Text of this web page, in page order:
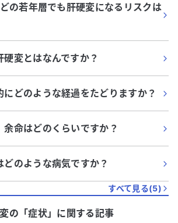
の若年層でも肝硬変になるリスクは
変とはなんですか？
にどのような経過をたどりますか？
命はどのくらいですか？
どのような病気ですか？
すべて見る(5)
の「症状」に関する記事